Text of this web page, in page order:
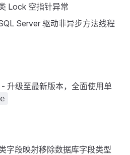
Lock 空指针异常
Server 驱动非异步方法线程
- 升级至最新版本，全面使用单
字段映射移除数据库字段类型